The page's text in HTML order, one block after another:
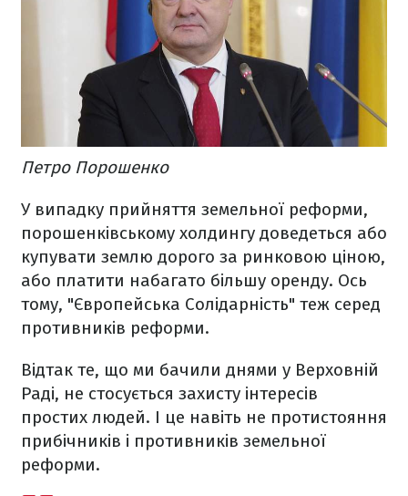
Петро Порошенко
У випадку прийняття земельної реформи,
порошенківському холдингу доведеться або
купувати землю дорого за ринковою ціною,
або платити набагато більшу оренду. Ось
тому, "Європейська Солідарність" теж серед
противників реформи.
Відтак те, що ми бачили днями у Верховній
Раді, не стосується захисту інтересів
простих людей. І це навіть не протистояння
прибічників і противників земельної
реформи.